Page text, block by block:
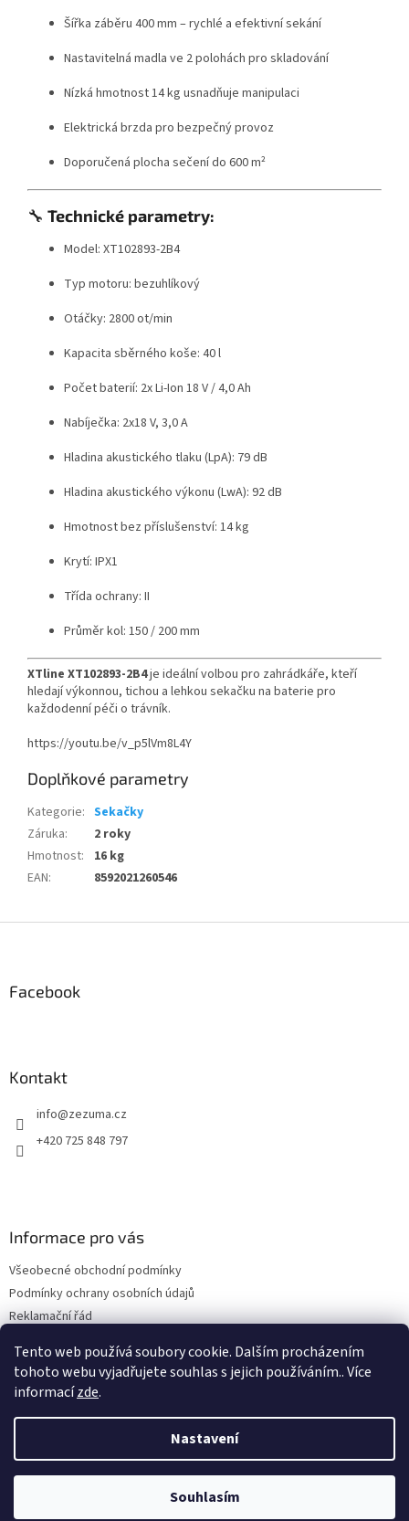
Tento web používá soubory cookie. Dalším procházením
tohoto webu vyjadřujete souhlas s jejich používáním.. Více
informacízde.
Nastavení
Souhlasím
Šířka záběru 400 mm – rychlé a efektivní sekání
Nastavitelná madla ve 2 polohách pro skladování
Nízká hmotnost 14 kg usnadňuje manipulaci
Elektrická brzda pro bezpečný provoz
Doporučená plocha sečení do 600 m²
🔧 Technické parametry:
Model: XT102893-2B4
Typ motoru: bezuhlíkový
Otáčky: 2800 ot/min
Kapacita sběrného koše: 40 l
Počet baterií: 2x Li-Ion 18 V / 4,0 Ah
Nabíječka: 2x18 V, 3,0 A
Hladina akustického tlaku (LpA): 79 dB
Hladina akustického výkonu (LwA): 92 dB
Hmotnost bez příslušenství: 14 kg
Krytí: IPX1
Třída ochrany: II
Průměr kol: 150 / 200 mm
XTline XT102893-2B4je ideální volbou pro zahrádkáře, kteří
hledají výkonnou, tichou a lehkou sekačku na baterie pro
každodenní péči o trávník.
https://youtu.be/v_p5lVm8L4Y
Doplňkové parametry
Kategorie: Sekačky
Záruka:
2 roky
Hmotnost:
16 kg
EAN: 8592021260546
Facebook
Kontakt
info@zezuma.cz
+420 725 848 797
Informace pro vás
Všeobecné obchodní podmínky
Podmínky ochrany osobních údajů
Reklamační řád
Napište nám
Vytvořil Shoptet
www.zezuma.cz. Všechna práva vyhrazena.